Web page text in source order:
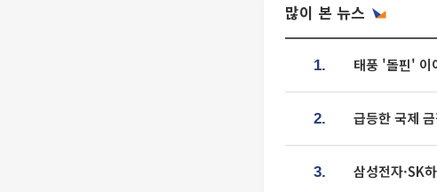
많이 본 뉴스
1. 태풍 '돌핀'
2. 급등한 국제
3. 삼성전자·SK